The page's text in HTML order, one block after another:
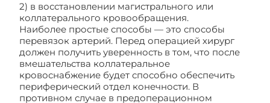
2) в восстановлении магистрального или
коллатерального кровообращения.
Наиболее простые способы — это способы
перевязок артерий. Перед операцией хирург
должен получить уверенность в том, что после
вмешательства коллатеральное
кровоснабжение будет способно обеспечить
периферический отдел конечности. В
противном случае в предоперационном